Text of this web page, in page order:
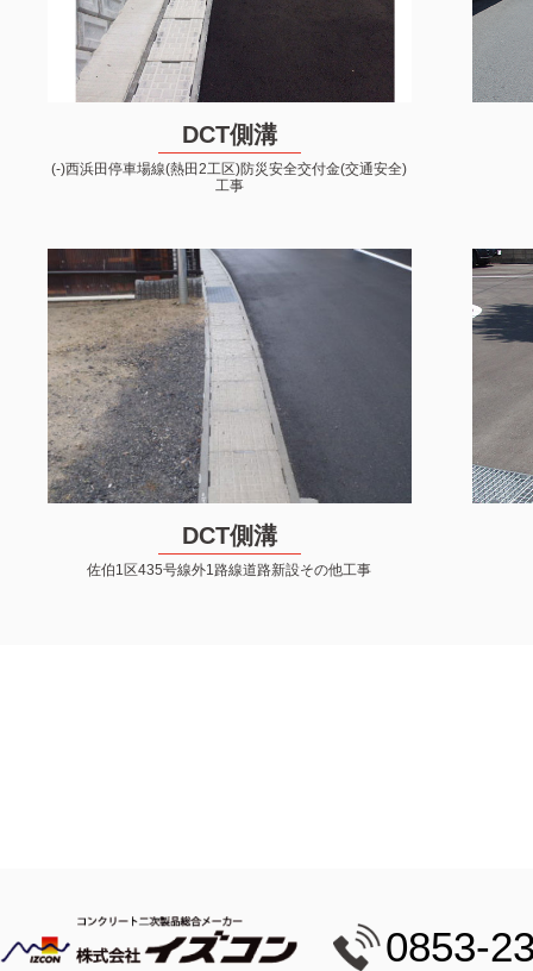
DCT側溝
(-)西浜田停車場線(熱田2工区)防災安全交付金(交通安全)
工事
DCT側溝
佐伯1区435号線外1路線道路新設その他工事
0853-